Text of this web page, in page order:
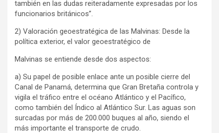
también en las dudas reiteradamente expresadas por los
funcionarios británicos”.
2) Valoración geoestratégica de las Malvinas: Desde la
política exterior, el valor geoestratégico de
Malvinas se entiende desde dos aspectos:
a) Su papel de posible enlace ante un posible cierre del
Canal de Panamá, determina que Gran Bretaña controla y
vigila el tráfico entre el océano Atlántico y el Pacífico,
como también del Índico al Atlántico Sur. Las aguas son
surcadas por más de 200.000 buques al año, siendo el
más importante el transporte de crudo.